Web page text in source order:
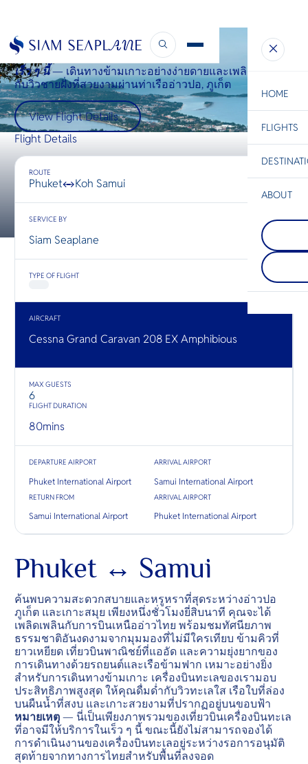
ESC
Bangkok
HOME
FLIGHTS
อยู่บนชา
ด้วยเส้น
ชีวิตชีวา
คลื่นที่นุ่ม
ต้อนรับอั
อ้อมกอด
เกาะยาว
เกาะยาว
อยู่ระหว่า
กระบี่ มีลั
ชายเลน
ABOUT
Phuket ↔ Samui
เร็ว ๆ นี้— เดินทางข้ามเกาะอย่างง่ายดายและเพลิดเพลิน
กับวิวชายฝั่งที่สวยงามผ่านท่าเรืออ่าวปอ, ภูเก็ต
View Flight Details
Flight Details
ROUTE
Phuket↔Koh Samui
SERVICE BY
Siam Seaplane
TYPE OF FLIGHT
AIRCRAFT
Cessna Grand Caravan 208 EX Amphibious
MAX GUESTS
6
FLIGHT DURATION
80mins
DEPARTURE AIRPORT
Phuket International Airport
ARRIVAL AIRPORT
Samui International Airport
RETURN FROM
Samui International Airport
ARRIVAL AIRPORT
Phuket International Airport
Phuket ↔ Samui
ค้นพบความสะดวกสบายและหรูหราที่สุดระหว่างอ่าวปอ
ภูเก็ต และเกาะสมุย เพียงหนึ่งชั่วโมงยี่สิบนาที คุณจะได้
เพลิดเพลินกับการบินเหนืออ่าวไทย พร้อมชมทัศนียภาพ
ธรรมชาติอันงดงามจากมุมมองที่ไม่มีใครเทียบ ข้ามคิวที่
ยาวเหยียด เที่ยวบินพาณิชย์ที่แออัด และความยุ่งยากของ
การเดินทางด้วยรถยนต์และเรือข้ามฟาก เหมาะอย่างยิ่ง
สำหรับการเดินทางข้ามเกาะ เครื่องบินทะเลของเรามอบ
ประสิทธิภาพสูงสุด ให้คุณดื่มด่ำกับวิวทะเลใส เรือใบที่ล่อง
บนผืนน้ำที่สงบ และเกาะสวยงามที่ปรากฏอยู่บนขอบฟ้า
หมายเหตุ— นี่เป็นเพียงภาพรวมของเที่ยวบินเครื่องบินทะเล
ที่อาจมีให้บริการในเร็ว ๆ นี้ ขณะนี้ยังไม่สามารถจองได้
การดำเนินงานของเครื่องบินทะเลอยู่ระหว่างรอการอนุมัติ
สุดท้ายจากทางการไทยสำหรับพื้นที่ลงจอด